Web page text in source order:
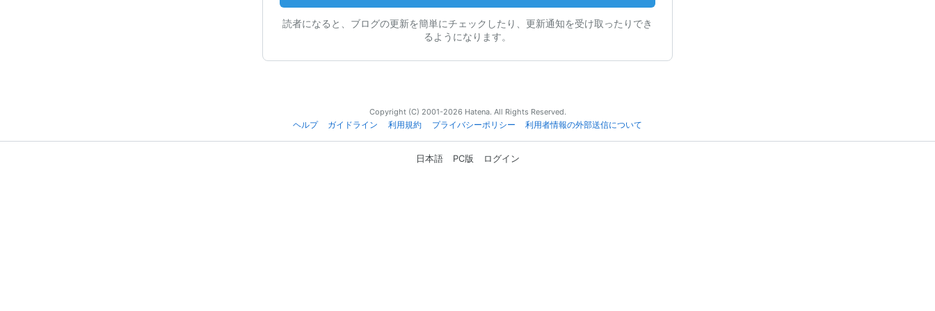
読者になると、ブログの更新を簡単にチェックしたり、更新通知を受け取ったりでき
るようになります。
Copyright (C) 2001-2026 Hatena. All Rights Reserved.
ヘルプ
ガイドライン 利用規約 プライバシーポリシー 利用者情報の外部送信について
日本語 PC版 ログイン